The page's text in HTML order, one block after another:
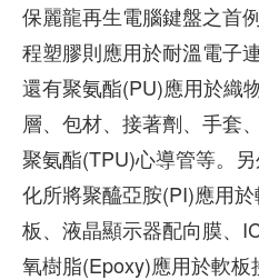
保麗龍再生電腦鍵盤之首
程塑膠則應用於耐溫電子
還有聚氨酯(PU)應用於織
層、包材、接著劑、手套
聚氨酯(TPU)心導管等。
化所將聚醯亞胺(PI)應用
板、液晶顯示器配向膜、
氧樹脂(Epoxy)應用於軟